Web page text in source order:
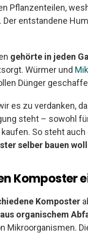
Pflanzenteilen,
entstandene
gehörte in jeden
Würmer und
Dünger
es zu verdanken,
steht – sowohl
So steht auch
selber bauen
Komposter
Komposter
organischem
Mikroorganismen.